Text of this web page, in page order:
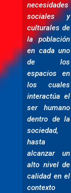
necesidades
sociales y
culturales de
la población
en cada uno
de los
espacios en
los cuales
interactúa el
ser humano
dentro de la
sociedad,
hasta
alcanzar un
alto nivel de
calidad en el
contexto